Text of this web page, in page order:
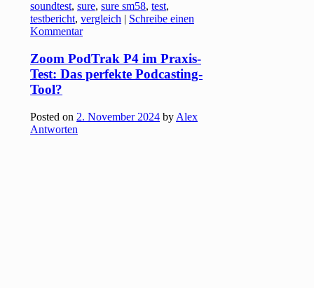
soundtest,sure,sure sm58,test,
testbericht,vergleich | Schreibe einen
Kommentar
Zoom PodTrak P4 im Praxis-
Test: Das perfekte Podcasting-
Tool?
Posted on 2. November 2024 by Alex
Antworten